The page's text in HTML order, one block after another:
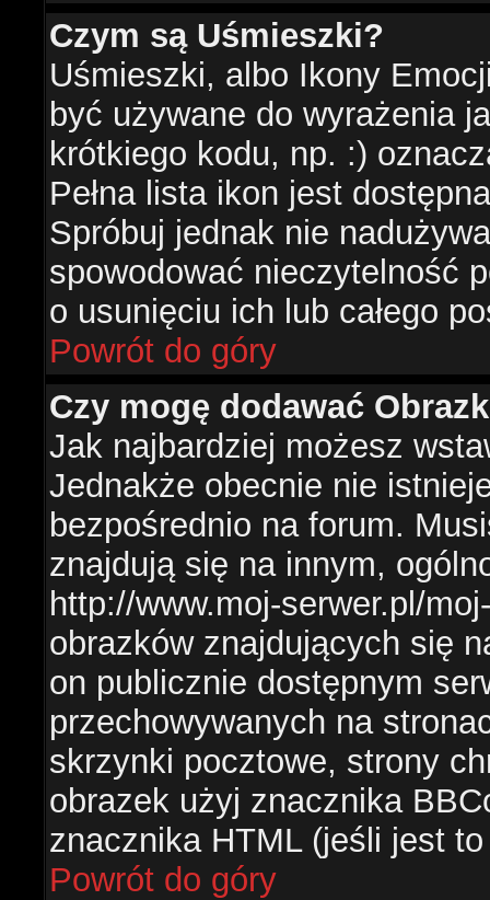
Czym są Uśmieszki?
Uśmieszki, albo Ikony
być używane do wyrażenia
krótkiego kodu, np. :)
Pełna lista ikon jest
Spróbuj jednak nie
spowodować nieczytelność
o usunięciu ich lub całego
Powrót do góry
Czy mogę dodawać
Jak najbardziej możesz
Jednakże obecnie nie
bezpośrednio na forum.
znajdują się na innym,
http://www.moj-serwer.pl/
obrazków znajdujących się
on publicznie dostępnym
przechowywanych na
skrzynki pocztowe, strony
obrazek użyj znacznika
znacznika HTML (jeśli jest
Powrót do góry